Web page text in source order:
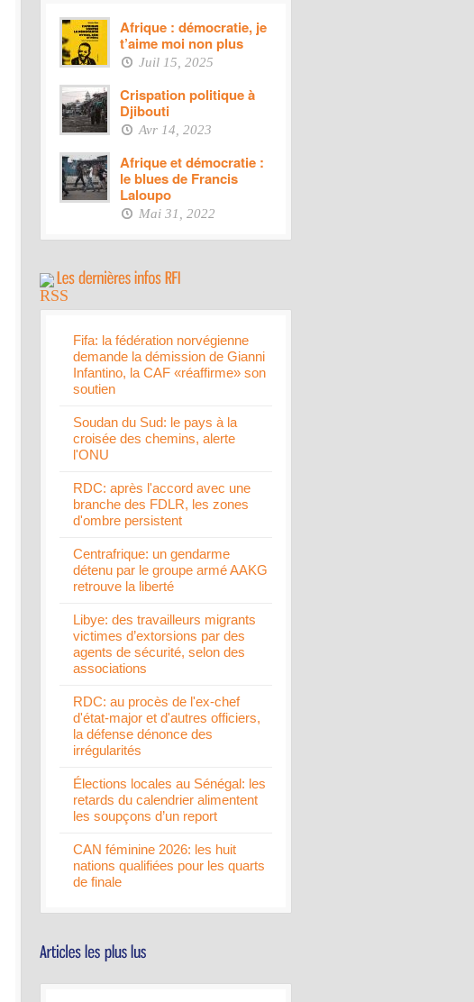
Afrique : démocratie, je
t’aime moi non plus
Juil 15, 2025
Crispation politique à
Djibouti
Avr 14, 2023
Afrique et démocratie :
le blues de Francis
Laloupo
Mai 31, 2022
Fifa: la fédération norvégienne
demande la démission de Gianni
Infantino, la CAF «réaffirme» son
soutien
Soudan du Sud: le pays à la
croisée des chemins, alerte
l'ONU
RDC: après l'accord avec une
branche des FDLR, les zones
d'ombre persistent
Centrafrique: un gendarme
détenu par le groupe armé AAKG
retrouve la liberté
Libye: des travailleurs migrants
victimes d’extorsions par des
agents de sécurité, selon des
associations
RDC: au procès de l'ex-chef
d'état-major et d'autres officiers,
la défense dénonce des
irrégularités
Élections locales au Sénégal: les
retards du calendrier alimentent
les soupçons d’un report
CAN féminine 2026: les huit
nations qualifiées pour les quarts
de finale